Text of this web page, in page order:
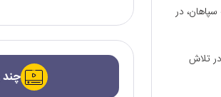
در
کرد، اما در تلاش
چند